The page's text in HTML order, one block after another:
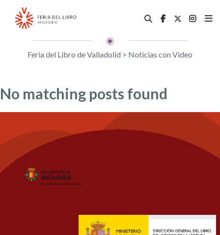
Feria del Libro de Valladolid > Noticias con Video
No matching posts found